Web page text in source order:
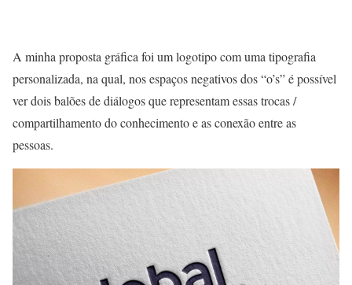
A minha proposta gráfica foi um logotipo com uma tipografia
personalizada, na qual, nos espaços negativos dos “o’s” é possível
ver dois balões de diálogos que representam essas trocas /
compartilhamento do conhecimento e as conexão entre as
pessoas.